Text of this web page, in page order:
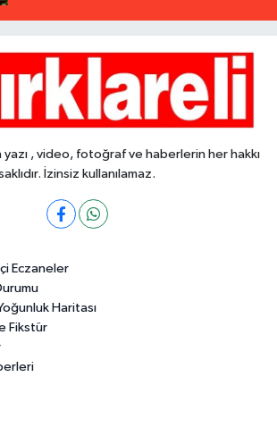
, video, fotoğraf ve haberlerin her hakkı
İzinsiz kullanılamaz.
Eczaneler
Haritası
Fikstür